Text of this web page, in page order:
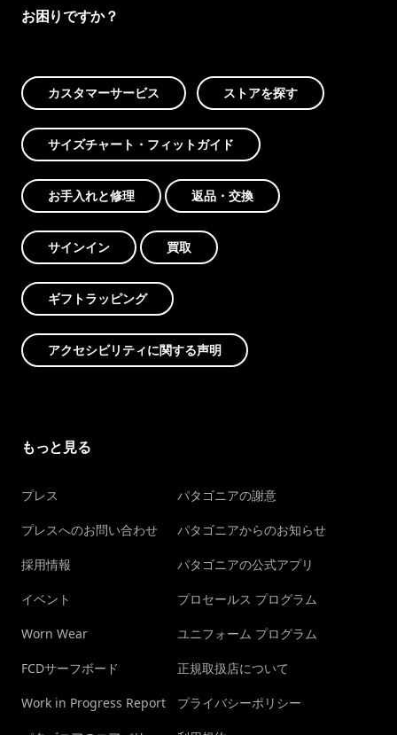
お困りですか？
カスタマーサービス ストアを探す
サイズチャート・フィットガイド
お手入れと修理 返品・交換
サインイン 買取
ギフトラッピング
アクセシビリティに関する声明
もっと見る
プレス
プレスへのお問い合わせ
採用情報
イベント
Worn Wear
FCDサーフボード
Work in Progress Report
パタゴニアの謝意
パタゴニアからのお知らせ
パタゴニアの公式アプリ
プロセールス プログラム
ユニフォーム プログラム
正規取扱店について
プライバシーポリシー